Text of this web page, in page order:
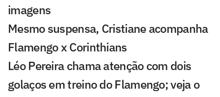
imagens
Mesmo suspensa, Cristiane acompanha
Flamengo x Corinthians
Léo Pereira chama atenção com dois
golaços em treino do Flamengo; veja o